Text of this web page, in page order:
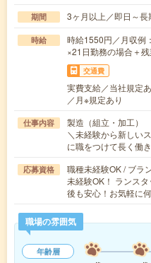
期間 3ヶ月以上／即日～長
時給
時給1550円／月収例
×21日勤務の場合＋
交通費
実費支給／当社規定
／月※規定あり
仕事内容
製造（組立・加工）
＼未経験から新しい
に職をつけて長く働
応募資格
職種未経験OK / ブラ
未経験OK！ ランス
後も安心！お気軽に
職場の雰囲気
年齢層